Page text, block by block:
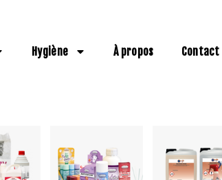
Hygiène À propos Contact